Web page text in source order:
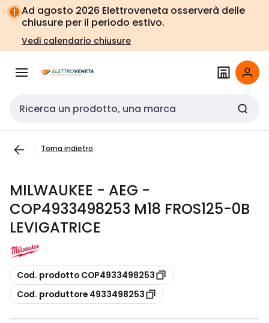
Vai alla
navigazione
Vai
alla
pagina
Ad agosto 2026 Elettroveneta osserverà delle
chiusure per il periodo estivo.
Vedi calendario chiusure
Cerca input
Torna indietro
MILWAUKEE - AEG -
COP4933498253 M18 FROS125-0B
LEVIGATRICE
copia
Cod. prodotto COP4933498253
copia
Cod. produttore 4933498253